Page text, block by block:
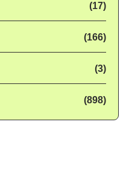
(17)
(166)
(3)
(898)